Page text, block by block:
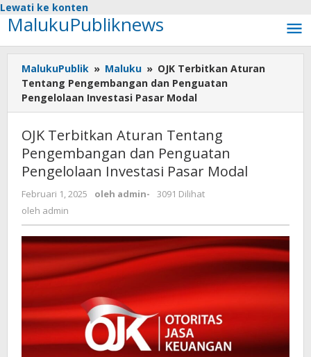
Lewati ke konten
MalukuPubliknews
MalukuPublik » Maluku » OJK Terbitkan Aturan
Tentang Pengembangan dan Penguatan
Pengelolaan Investasi Pasar Modal
OJK Terbitkan Aturan Tentang
Pengembangan dan Penguatan
Pengelolaan Investasi Pasar Modal
Februari 1, 2025 oleh admin-
3091 Dilihat
oleh admin